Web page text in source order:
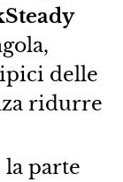
delle
ridurre
la parte